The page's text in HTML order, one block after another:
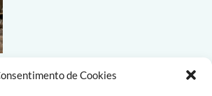
de Cookies
Peixes e Mariscos